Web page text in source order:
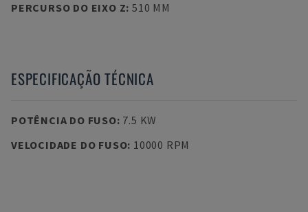
PERCURSO DO EIXO Z: 510 MM
ESPECIFICAÇÃO TÉCNICA
POTÊNCIA DO FUSO: 7.5 KW
VELOCIDADE DO FUSO: 10000 RPM